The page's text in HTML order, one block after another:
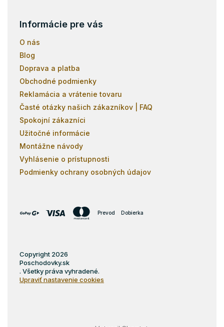
Informácie pre vás
O nás
Blog
Doprava a platba
Obchodné podmienky
Reklamácia a vrátenie tovaru
Časté otázky našich zákazníkov | FAQ
Spokojní zákazníci
Užitočné informácie
Montážne návody
Vyhlásenie o prístupnosti
Podmienky ochrany osobných údajov
Prevod Dobierka
Copyright 2026
Poschodovky.sk
. Všetky práva vyhradené.
Upraviť nastavenie cookies